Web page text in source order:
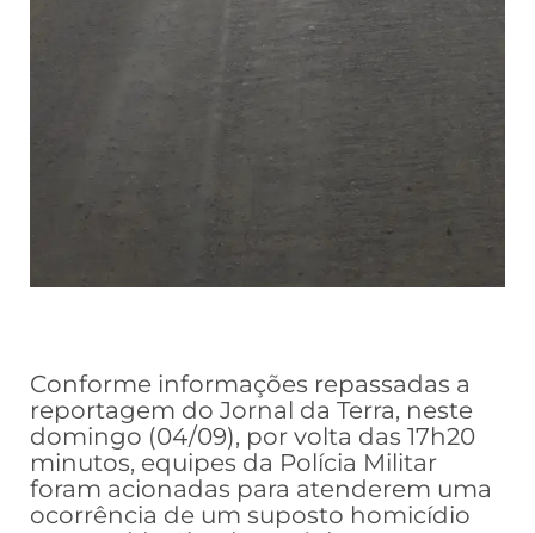
Conforme informações repassadas a
reportagem do Jornal da Terra, neste
domingo (04/09), por volta das 17h20
minutos, equipes da Polícia Militar
foram acionadas para atenderem uma
ocorrência de um suposto homicídio